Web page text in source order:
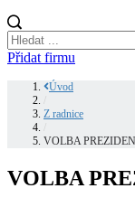
Přidat firmu
Úvod
Z radnice
VOLBA
VOLBA